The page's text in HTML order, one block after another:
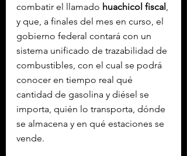
combatir el llamado huachicol fiscal
y que, a finales del mes en curso, el
gobierno federal contará con un
sistema unificado de trazabilidad de
combustibles, con el cual se podrá
conocer en tiempo real qué
cantidad de gasolina y diésel se
importa, quién lo transporta, dónde
se almacena y en qué estaciones se
vende.